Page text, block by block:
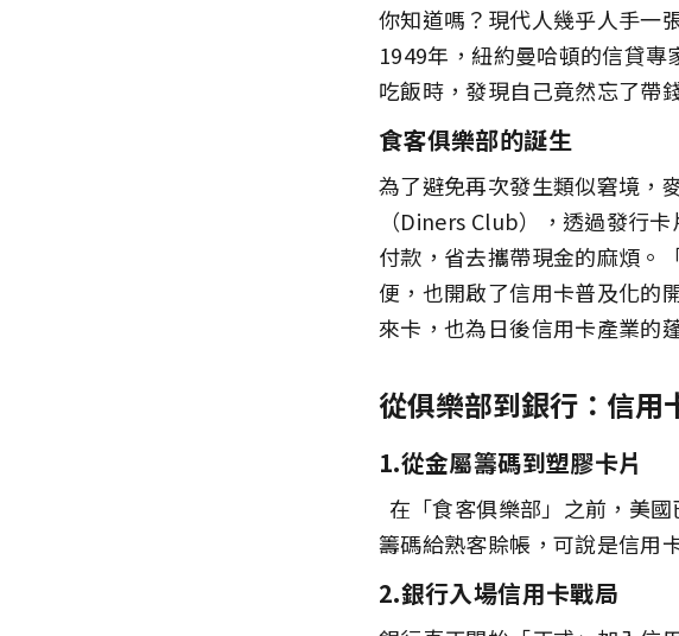
你知道嗎？現代人幾乎人手一
1949年，紐約曼哈頓的信貸
吃飯時，發現自己竟然忘了帶
食客俱樂部的誕生
為了避免再次發生類似窘境，
（Diners Club），透過發行
付款，省去攜帶現金的麻煩。
便，也開啟了信用卡普及化的
來卡，也為日後信用卡產業的
從俱樂部到銀行：信用
1.從金屬籌碼到塑膠卡片
在「食客俱樂部」之前，美
籌碼給熟客賒帳，可說是信用
2.銀行入場信用卡戰局